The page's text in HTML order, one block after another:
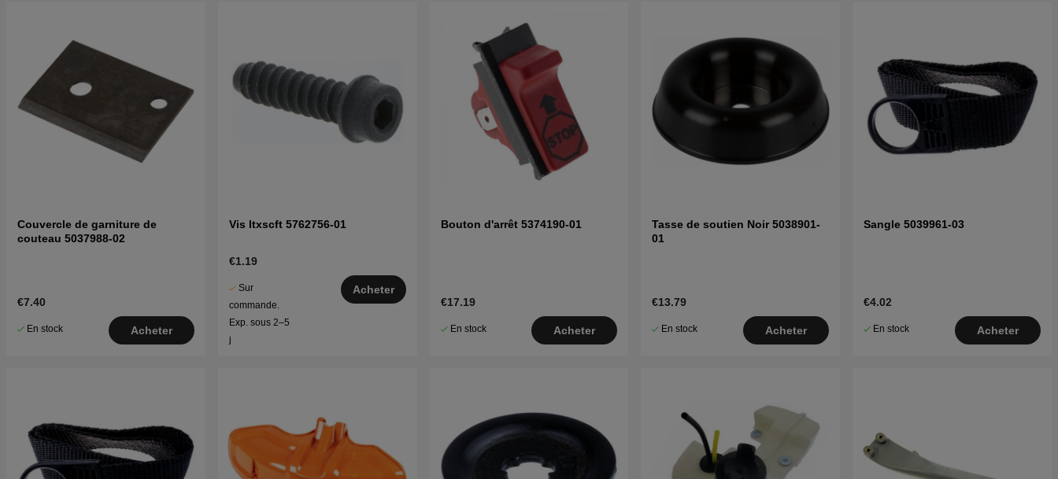
Couvercle de garniture de
couteau 5037988-02
€7.40
En stock Acheter
Vis Itxscft 5762756-01
€1.19
Sur
commande.
Exp. sous 2–5
j
Acheter
Bouton d'arrêt 5374190-01
€17.19
En stock Acheter
Tasse de soutien Noir 5038901-
01
€13.79
En stock Acheter
Sangle 5039961-03
€4.02
En stock Acheter